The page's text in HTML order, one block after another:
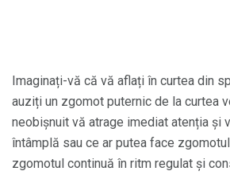
Imaginați-vă că vă aflați în curtea din
auziți un zgomot puternic de la curtea
neobișnuit vă atrage imediat atenția și
întâmplă sau ce ar putea face
zgomotul continuă în ritm regulat și